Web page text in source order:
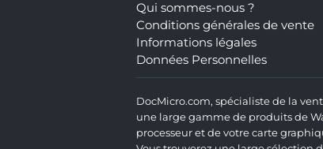
Qui sommes-nous ?
Conditions générales de vente
Informations légales
Données Personnelles
DocMicro.com, spécialiste de la
une large gamme de produits de
processeur et de votre carte